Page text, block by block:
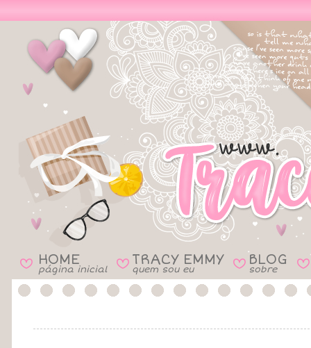
B HOME
página inicial B TRACY EMMY
quem sou eu B BLOG
sobre B